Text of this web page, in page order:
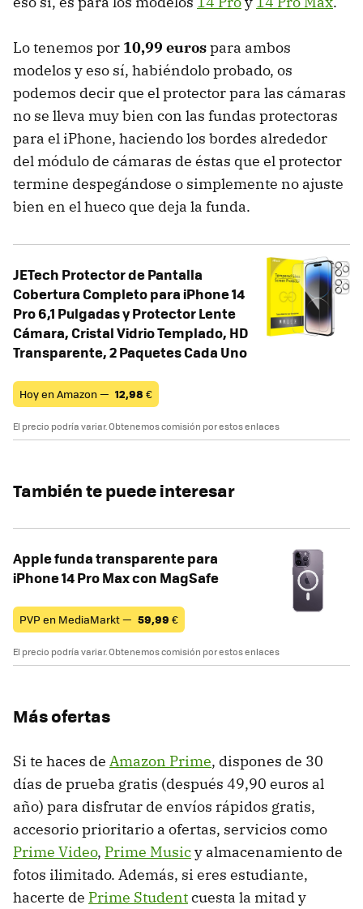
Lo tenemos por 10,99 eurospara ambos
modelos y eso sí, habiéndolo probado, os
podemos decir que el protector para las cámaras
no se lleva muy bien con las fundas protectoras
para el iPhone, haciendo los bordes alrededor
del módulo de cámaras de éstas que el protector
termine despegándose o simplemente no ajuste
bien en el hueco que deja la funda.
JETech Protector de Pantalla
Cobertura Completo para iPhone 14
Pro 6,1 Pulgadas y Protector Lente
Cámara, Cristal Vidrio Templado, HD
Transparente, 2 Paquetes Cada Uno
Hoy en Amazon — 12,98 €
El precio podría variar. Obtenemos comisión por estos enlaces
También te puede interesar
Apple funda transparente para
iPhone 14 Pro Max con MagSafe
PVP en MediaMarkt — 59,99 €
El precio podría variar. Obtenemos comisión por estos enlaces
Más ofertas
Si te haces de Amazon Prime, dispones de 30
días de prueba gratis (después 49,90 euros al
año) para disfrutar de envíos rápidos gratis,
accesorio prioritario a ofertas, servicios como
Prime Video, Prime Musicy almacenamiento de
fotos ilimitado. Además, si eres estudiante,
hacerte de Prime Studentcuesta la mitad y